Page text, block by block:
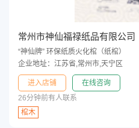
常州市神仙福禄纸品有限公司
“神仙牌” 环保纸质火化棺（纸棺）
企业地址：江苏省,常州市,天宁区
进入店铺
在线咨询
26分钟前有人联系
棺木